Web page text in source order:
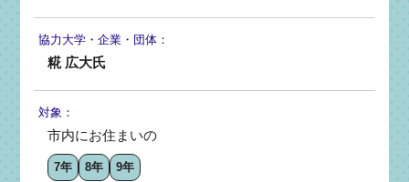
協力大学・企業・団体：
糀 広大氏
対象：
市内にお住まいの
7年 8年 9年